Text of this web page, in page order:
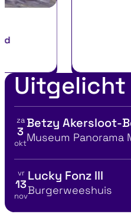
Uitgelicht
Bekijk details voor
za
3
okt
Betzy Akersloot-
Locatie
Museum Panorama
Bekijk details voor
vr
13
nov
Lucky Fonz III
Locatie
Burgerweeshuis